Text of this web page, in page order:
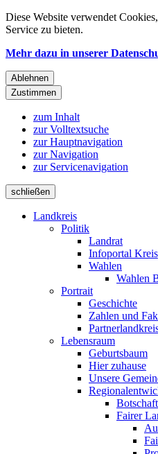
Diese Website verwendet Cookies
Service zu bieten.
Mehr dazu in unserer
Ablehnen
Zustimmen
zum Inhalt
zur Volltextsuche
zur Hauptnavigation
zur Navigation
zur Servicenavigation
schließen
Landkreis
Politik
Landrat
Infoportal
Wahlen
Wahlen
Portrait
Geschichte
Zahlen und
Lebensraum
Geburtsbaum
Hier zuhause
Unsere
Fairer